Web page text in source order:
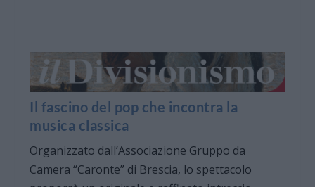
Il fascino del pop che incontra la
musica classica
Organizzato dall’Associazione Gruppo da
Camera “Caronte” di Brescia, lo spettacolo